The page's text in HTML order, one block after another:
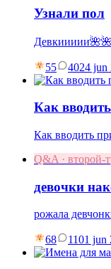
Узнали пол
55 4024 jun
Как
Как вводить
Q&A · второй-
девочки
рожала
68 1101 jun